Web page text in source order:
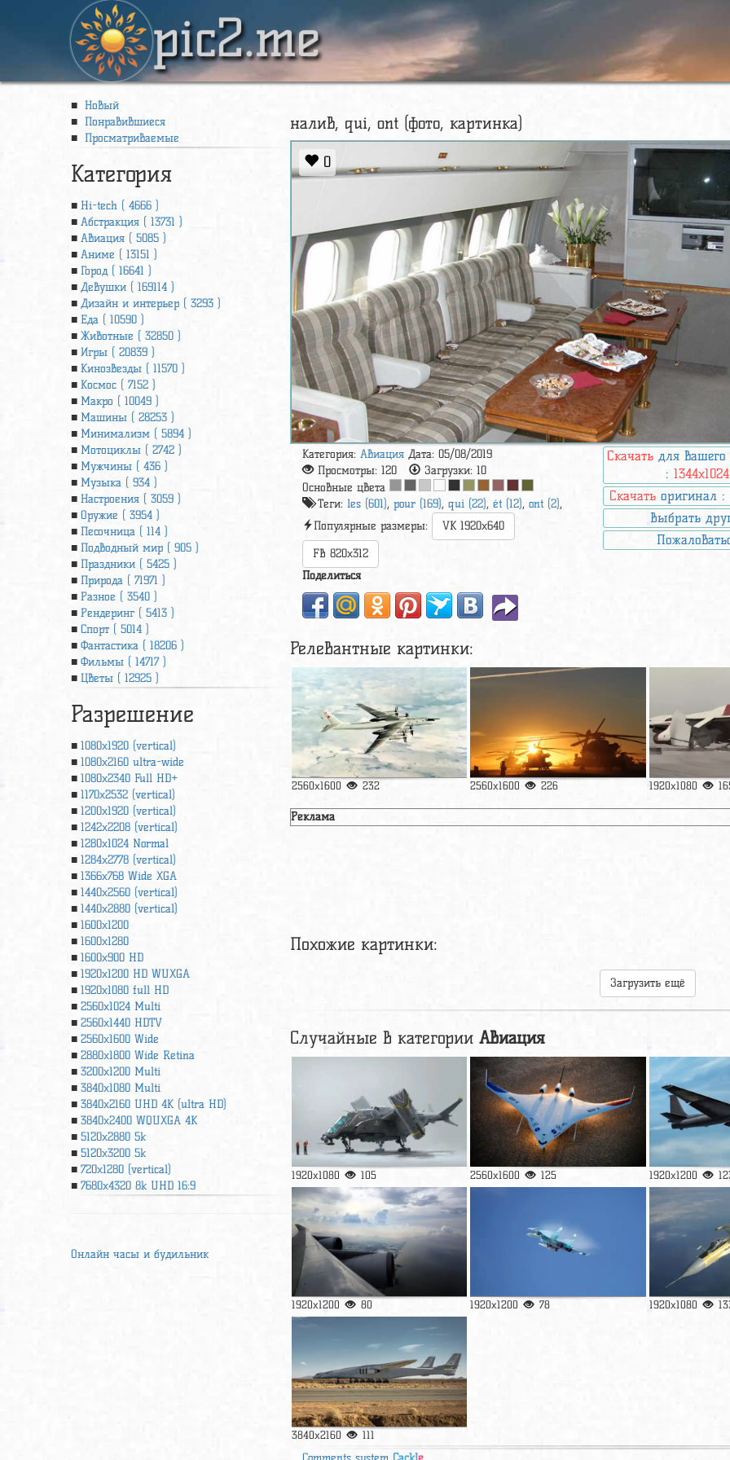
pic2.me
Новый
Понравившиеся
Просматриваемые
Категория
Hi-tech ( 4666 )
Абстракция ( 13731 )
Авиация ( 5085 )
Аниме ( 13151 )
Город ( 16641 )
Девушки ( 169114 )
Дизайн и интерьер ( 3293 )
Еда ( 10590 )
Животные ( 32850 )
Игры ( 20839 )
Кинозвезды ( 11570 )
Космос ( 7152 )
Макро ( 10049 )
Машины ( 28253 )
Минимализм ( 5894 )
Мотоциклы ( 2742 )
Мужчины ( 436 )
Музыка ( 934 )
Настроения ( 3059 )
Оружие ( 3954 )
Песочница ( 114 )
Подводный мир ( 905 )
Праздники ( 5425 )
Природа ( 71971 )
Разное ( 3540 )
Рендеринг ( 5413 )
Спорт ( 5014 )
Фантастика ( 18206 )
Фильмы ( 14717 )
Цветы ( 12925 )
Разрешение
1080x1920 (vertical)
1080x2160 ultra-wide
1080x2340 Full HD+
1170x2532 (vertical)
1200x1920 (vertical)
1242x2208 (vertical)
1280x1024 Normal
1284x2778 (vertical)
1366х768 Wide XGA
1440x2560 (vertical)
1440x2880 (vertical)
1600x1200
1600x1280
1600x900 HD
1920x1200 HD WUXGA
1920х1080 full HD
2560x1024 Multi
2560x1440 HDTV
2560x1600 Wide
2880x1800 Wide Retina
3200x1200 Multi
3840x1080 Multi
3840x2160 UHD 4К (ultra HD)
3840x2400 WQUXGA 4K
5120x2880 5k
5120x3200 5k
720x1280 (vertical)
7680x4320 8k UHD 16:9
Онлайн часы и будильник
налив, qui, ont (фото, картинка)
0
Категория:Авиация Дата: 05/08/2019
Просмотры:120 Загрузки:10
Основные цвета
Теги:les (601),pour (169),qui (22),ét (12),ont (2),
Популярные размеры:
VK 1920x640
FB 820x312
Скачать для
:1344x1024
Скачать оригинал :
Выбрать
Поделиться
Релевантные картинки:
2560x1600 232 2560x1600 226 1920x1080
Реклама
Похожие картинки:
Загрузить ещё
Случайные в категорииАвиация
1920x1080 105 2560x1600 125 1920x1200
1920x1200 80 1920x1200 78 1920x1080
3840x2160 111